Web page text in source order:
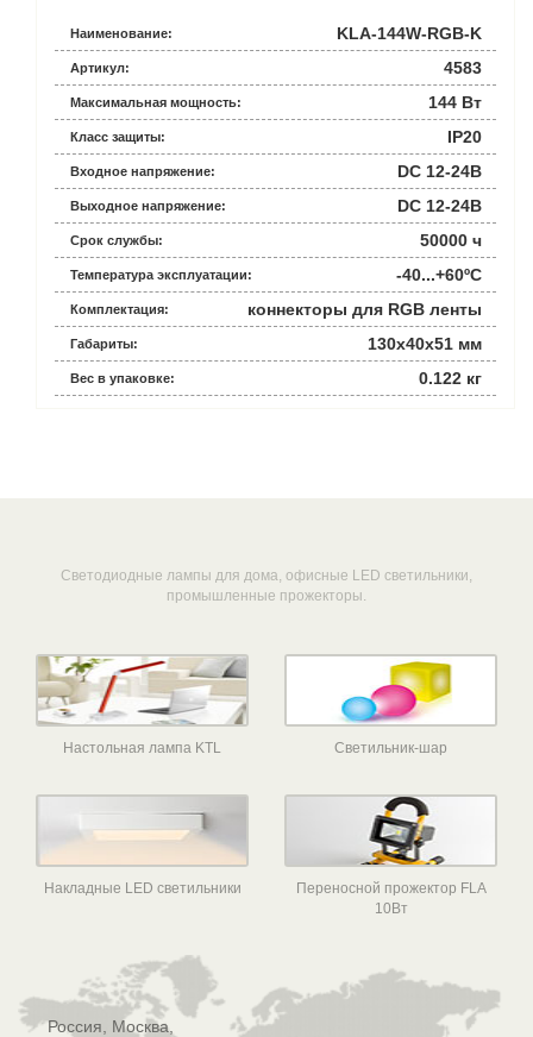
Наименование: KLA-144W-RGB-K
Артикул: 4583
Максимальная мощность: 144 Вт
Класс защиты: IP20
Входное напряжение: DC 12-24В
Выходное напряжение: DC 12-24В
Срок службы: 50000 ч
Температура эксплуатации: -40...+60ºС
Комплектация: коннекторы для RGB ленты
Габариты: 130x40x51 мм
Вес в упаковке: 0.122 кг
Светодиодные лампы для дома, офисные LED светильники,
промышленные прожекторы.
Настольная лампа KTL Светильник-шар
Накладные LED светильники
Переносной прожектор FLA
10Вт
Россия, Москва,